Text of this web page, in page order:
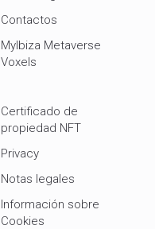
Contactos
MyIbiza Metaverse
Voxels
Certificado de
propiedad NFT
Privacy
Notas legales
Información sobre
Cookies